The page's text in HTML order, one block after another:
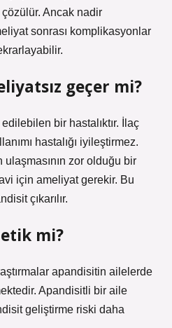
çözülür. Ancak nadir
sonrası komplikasyonlar
geçer mi?
bir hastalıktır. İlaç
hastalığı iyileştirmez.
zor olduğu bir
için ameliyat gerekir. Bu
çıkarılır.
mi?
apandisitin ailelerde
Apandisitli bir aile
geliştirme riski daha